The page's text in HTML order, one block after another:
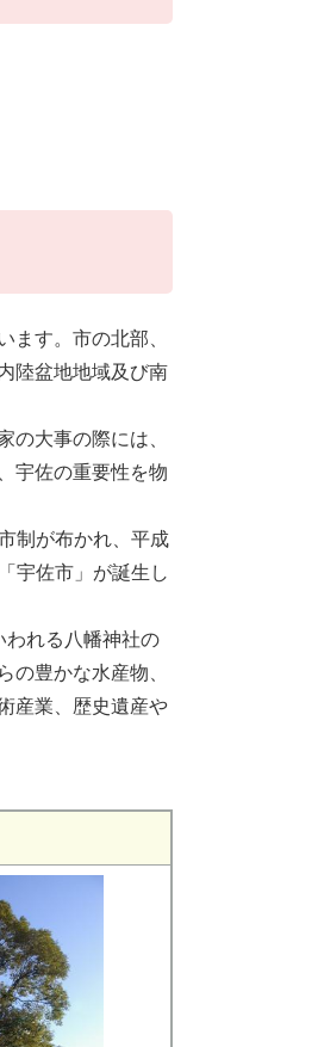
す。市の北部、
陸盆地地域及び南
大事の際には、
宇佐の重要性を物
制が布かれ、平成
宇佐市」が誕生し
れる八幡神社の
の豊かな水産物、
産業、歴史遺産や